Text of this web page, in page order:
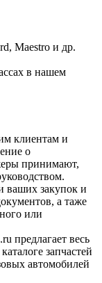
Maestro и др.
в нашем
клиентам и
о
принимают,
ваших закупок и
а таже
или
предлагает весь
запчастей
автомобилей